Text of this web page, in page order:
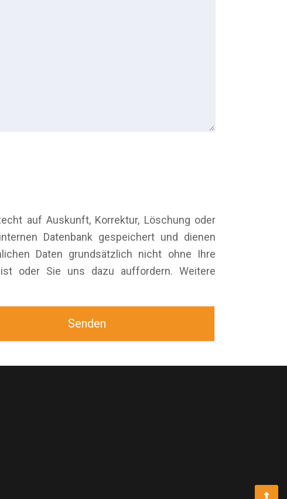
auf Auskunft, Korrektur, Löschung oder
Datenbank gespeichert und dienen
Daten grundsätzlich nicht ohne Ihre
oder Sie uns dazu auffordern. Weitere